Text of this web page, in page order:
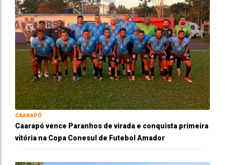
CAARAPÓ
Caarapó vence Paranhos de virada e conquista primeira
vitória na Copa Conesul de Futebol Amador